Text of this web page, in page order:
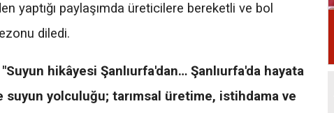
yaptığı paylaşımda üreticilere bereketli ve bol
diledi.
"Suyun hikâyesi Şanlıurfa'dan… Şanlıurfa'da hayata
yolculuğu; tarımsal üretime, istihdama ve